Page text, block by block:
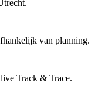
van planning.
Track & Trace.